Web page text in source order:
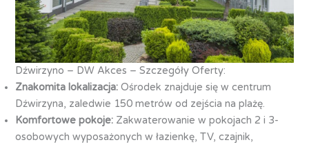
Dźwirzyno – DW Akces – Szczegóły Oferty:
Znakomita lokalizacja: Ośrodek znajduje się w centrum
Dźwirzyna, zaledwie 150 metrów od zejścia na plażę.
Komfortowe pokoje: Zakwaterowanie w pokojach 2 i 3-
osobowych wyposażonych w łazienkę, TV, czajnik,